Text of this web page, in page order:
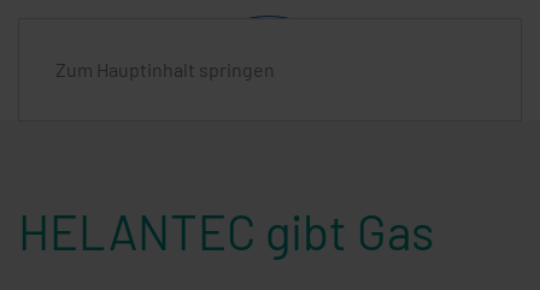
Zum Hauptinhalt springen
HELANTEC gibt Gas